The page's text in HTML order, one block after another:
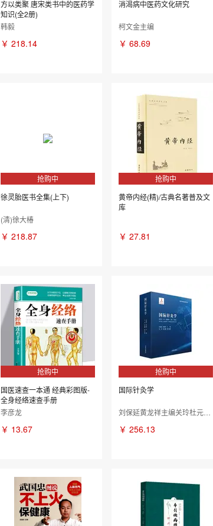
方以类聚 唐宋类书中的医药学
知识(全2册)
韩毅
￥ 218.14
消渴病中医药文化研究
柯文金主编
￥ 68.69
抢购中
徐灵胎医书全集(上下)
(清)徐大椿
￥ 218.87
抢购中
黄帝内经(精)/古典名著普及文
库
￥ 27.81
抢购中
国医速查一本通 经典彩图版-
全身经络速查手册
李彦龙
￥ 13.67
抢购中
国际针灸学
￥ 256.13